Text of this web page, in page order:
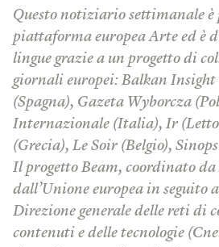
Questo notiziario settimanale
piattaforma europea Arte ed è
lingue grazie a un progetto di
giornali europei: Balkan
(Spagna), Gazeta Wyborcza
Internazionale (Italia), Ir
(Grecia), Le Soir (Belgio),
Il progetto Beam, coordinato
dall’Unione europea in seguito
Direzione generale delle reti di
contenuti e delle tecnologie